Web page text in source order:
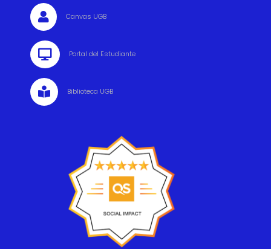
 Canvas UGB
 Portal del Estudiante
 Biblioteca UGB